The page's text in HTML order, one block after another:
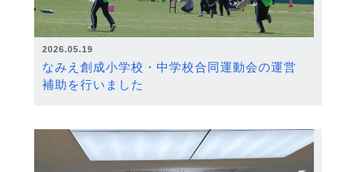
2026.05.19
なみえ創成小学校・中学校合同運動会の運営
補助を行いました